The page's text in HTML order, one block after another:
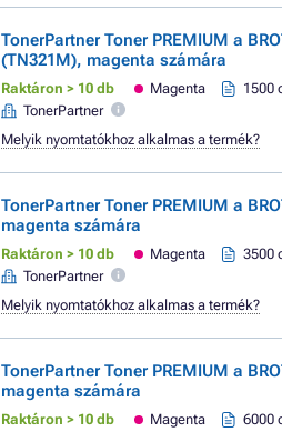
TonerPartner Toner PREMIUM a
(TN321M), magenta számára
Raktáron > 10 db Magenta 1500
TonerPartner
Melyik nyomtatókhoz alkalmas a termék?
TonerPartner Toner PREMIUM a
magenta számára
Raktáron > 10 db Magenta 3500
TonerPartner
Melyik nyomtatókhoz alkalmas a termék?
TonerPartner Toner PREMIUM a
magenta számára
Raktáron > 10 db Magenta 6000